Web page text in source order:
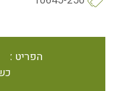
הפריט